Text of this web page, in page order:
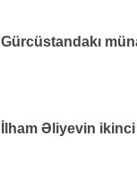
Gürcüstandakı
İlham Əliyevin